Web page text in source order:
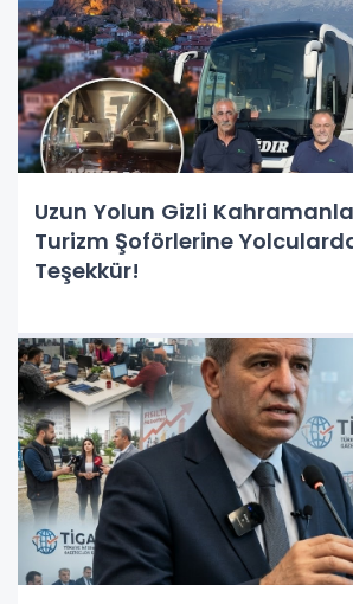
Uzun Yolun Gizli
Turizm Şoförlerine
Teşekkür!